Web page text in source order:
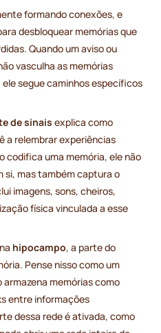
formando conexões, e
desbloquear memórias que
Quando um aviso ou
vasculha as memórias
segue caminhos específicos
de sinais explica como
a relembrar experiências
codifica uma memória, ele não
si, mas também captura o
imagens, sons, cheiros,
física vinculada a esse
hipocampo, a parte do
Pense nisso como um
memórias como
entre informações
dessa rede é ativada, como